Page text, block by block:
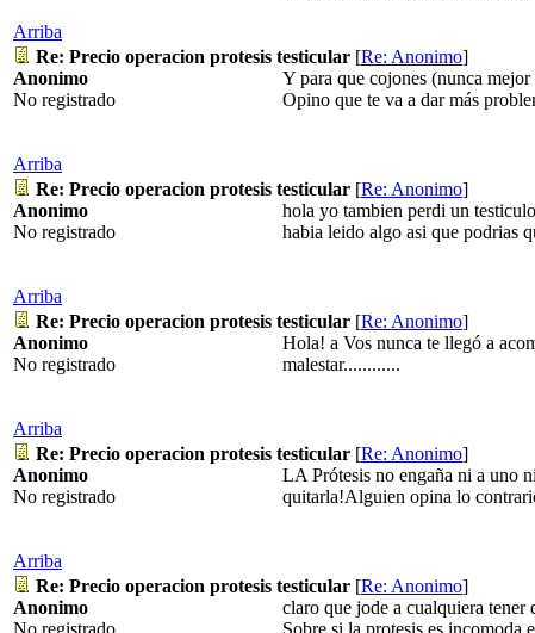
Arriba
Re: Precio operacion protesis testicular [Re: Anonimo]
Anonimo
No registrado
Y para que cojones (nunca
Opino que te va a dar más
Arriba
Re: Precio operacion protesis testicular [Re: Anonimo]
Anonimo
No registrado
hola yo tambien perdi un
habia leido algo asi que podrias
Arriba
Re: Precio operacion protesis testicular [Re: Anonimo]
Anonimo
No registrado
Hola! a Vos nunca te llegó a
malestar............
Arriba
Re: Precio operacion protesis testicular [Re: Anonimo]
Anonimo
No registrado
LA Prótesis no engaña ni a uno
quitarla!Alguien opina lo
Arriba
Re: Precio operacion protesis testicular [Re: Anonimo]
Anonimo
No registrado
claro que jode a cualquiera tener
Sobre si la protesis es incomoda